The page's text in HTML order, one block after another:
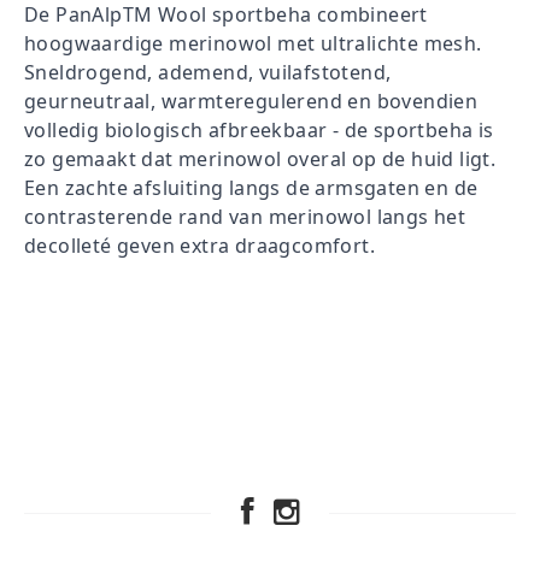
De PanAlpTM Wool sportbeha combineert
hoogwaardige merinowol met ultralichte mesh.
Sneldrogend, ademend, vuilafstotend,
geurneutraal, warmteregulerend en bovendien
volledig biologisch afbreekbaar - de sportbeha is
zo gemaakt dat merinowol overal op de huid ligt.
Een zachte afsluiting langs de armsgaten en de
contrasterende rand van merinowol langs het
decolleté geven extra draagcomfort.